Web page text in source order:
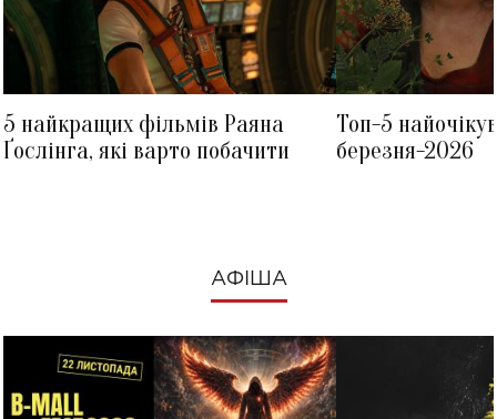
5 найкращих фільмів Раяна
Ґослінга, які варто побачити
Топ-5
березня-2026
АФІША